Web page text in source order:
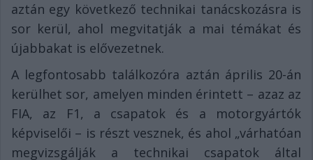
aztán egy következő technikai tanácskozásra is
sor kerül, ahol megvitatják a mai témákat és
újabbakat is elővezetnek.
A legfontosabb találkozóra aztán április 20-án
kerülhet sor, amelyen minden érintett – azaz az
FIA, az F1, a csapatok és a motorgyártók
képviselői – is részt vesznek, és ahol „várhatóan
megvizsgálják a technikai csapatok által